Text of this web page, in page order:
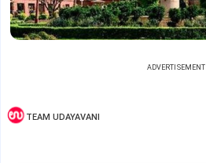
ADVERTISEMENT
TEAM UDAYAVANI